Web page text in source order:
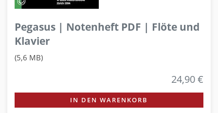
Pegasus | Notenheft PDF | Flöte und
Klavier
(5,6 MB)
24,90 €
IN DEN WARENKORB